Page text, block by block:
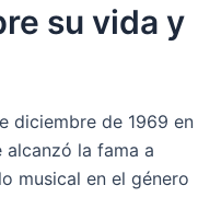
su vida y
diciembre de 1969 en
alcanzó la fama a
musical en el género